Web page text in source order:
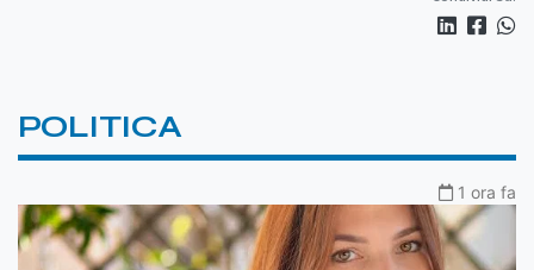
Condividi su:
POLITICA
1 ora fa